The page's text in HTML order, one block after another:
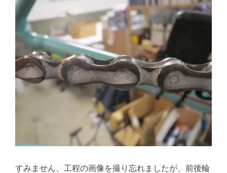
すみません、工程の画像を撮り忘れましたが、前後輪